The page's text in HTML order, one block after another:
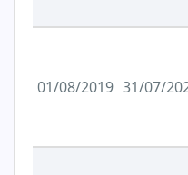
01/08/2019 31/07/